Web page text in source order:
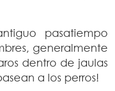
pasatiempo
generalmente
dentro de jaulas
a los perros!